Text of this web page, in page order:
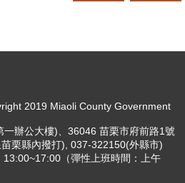
2019 Miaoli County Government
辦公大樓)、36046 苗栗市府前路1號
栗縣內撥打), 037-322150(外縣市)
（彈性上班時間：上午